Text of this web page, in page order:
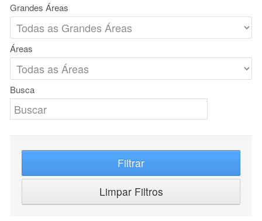
Grandes Áreas
Áreas
Busca
Filtrar
Limpar Filtros